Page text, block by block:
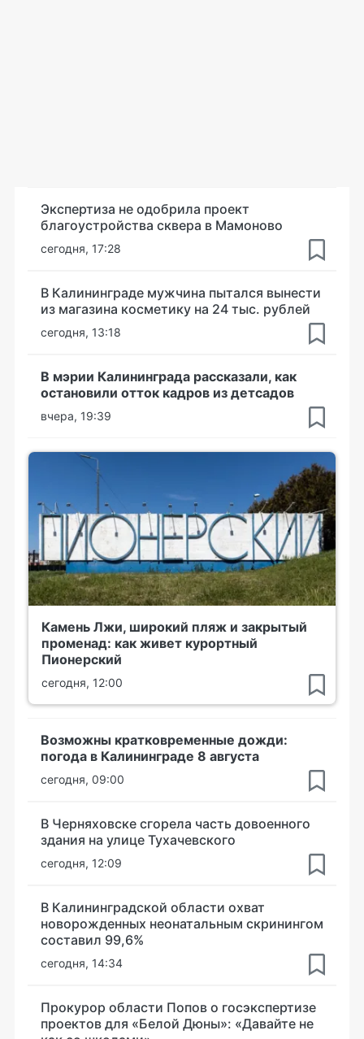
Экспертиза не одобрила проект
благоустройства сквера в Мамоново
сегодня, 17:28
В Калининграде мужчина пытался вынести
из магазина косметику на 24 тыс. рублей
сегодня, 13:18
В мэрии Калининграда рассказали, как
остановили отток кадров из детсадов
вчера, 19:39
Камень Лжи, широкий пляж и закрытый
променад: как живет курортный
Пионерский
сегодня, 12:00
Возможны кратковременные дожди:
погода в Калининграде 8 августа
сегодня, 09:00
В Черняховске сгорела часть довоенного
здания на улице Тухачевского
сегодня, 12:09
В Калининградской области охват
новорожденных неонатальным скринингом
составил 99,6%
сегодня, 14:34
Прокурор области Попов о госэкспертизе
проектов для «Белой Дюны»: «Давайте не